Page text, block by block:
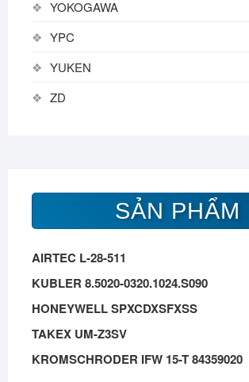
YOKOGAWA
YPC
YUKEN
ZD
SẢN PHẨM
AIRTEC L-28-511
KUBLER 8.5020-0320.1024.S090
HONEYWELL SPXCDXSFXSS
TAKEX UM-Z3SV
KROMSCHRODER IFW 15-T 84359020